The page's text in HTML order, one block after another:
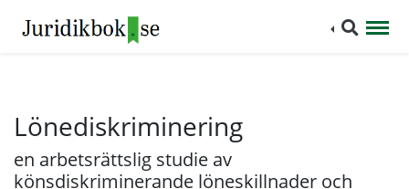
Lönediskriminering
en arbetsrättslig studie av
könsdiskriminerande löneskillnader och